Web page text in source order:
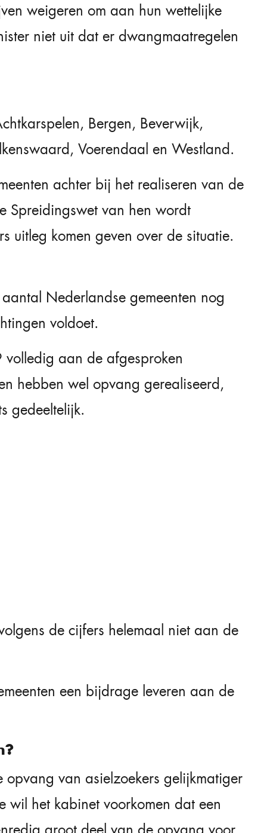
weigeren om aan hun wettelijke
niet uit dat er dwangmaatregelen
Bergen, Beverwijk,
Voerendaal en Westland.
achter bij het realiseren van de
Spreidingswet van hen wordt
uitleg komen geven over de situatie.
Nederlandse gemeenten nog
voldoet.
aan de afgesproken
hebben wel opvang gerealiseerd,
gedeeltelijk.
de cijfers helemaal niet aan de
een bijdrage leveren aan de
van asielzoekers gelijkmatiger
wil het kabinet voorkomen dat een